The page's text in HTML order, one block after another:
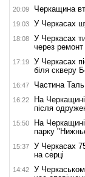
20:09 Черкащина
19:03 У Черкасах
18:08
У Черкасах
через
17:19
У Черкасах
біля скверу
16:47 Частина
16:22
На
після
15:50
На
парку
15:37
У Черкасах
на серці
14:42
У